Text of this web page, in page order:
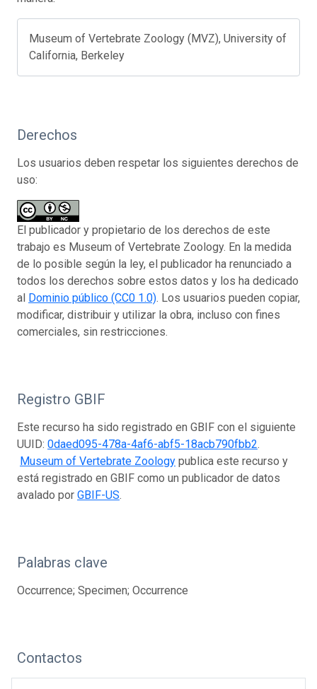
Museum of Vertebrate Zoology (MVZ), University of
California, Berkeley
Derechos
Los usuarios deben respetar los siguientes derechos de
uso:
El publicador y propietario de los derechos de este
trabajo es Museum of Vertebrate Zoology. En la medida
de lo posible según la ley, el publicador ha renunciado a
todos los derechos sobre estos datos y los ha dedicado
al Dominio público (CC0 1.0). Los usuarios pueden copiar,
modificar, distribuir y utilizar la obra, incluso con fines
comerciales, sin restricciones.
Registro GBIF
Este recurso ha sido registrado en GBIF con el siguiente
UUID: 0daed095-478a-4af6-abf5-18acb790fbb2.
Museum of Vertebrate Zoology publica este recurso y
está registrado en GBIF como un publicador de datos
avalado por GBIF-US.
Palabras clave
Occurrence; Specimen; Occurrence
Contactos